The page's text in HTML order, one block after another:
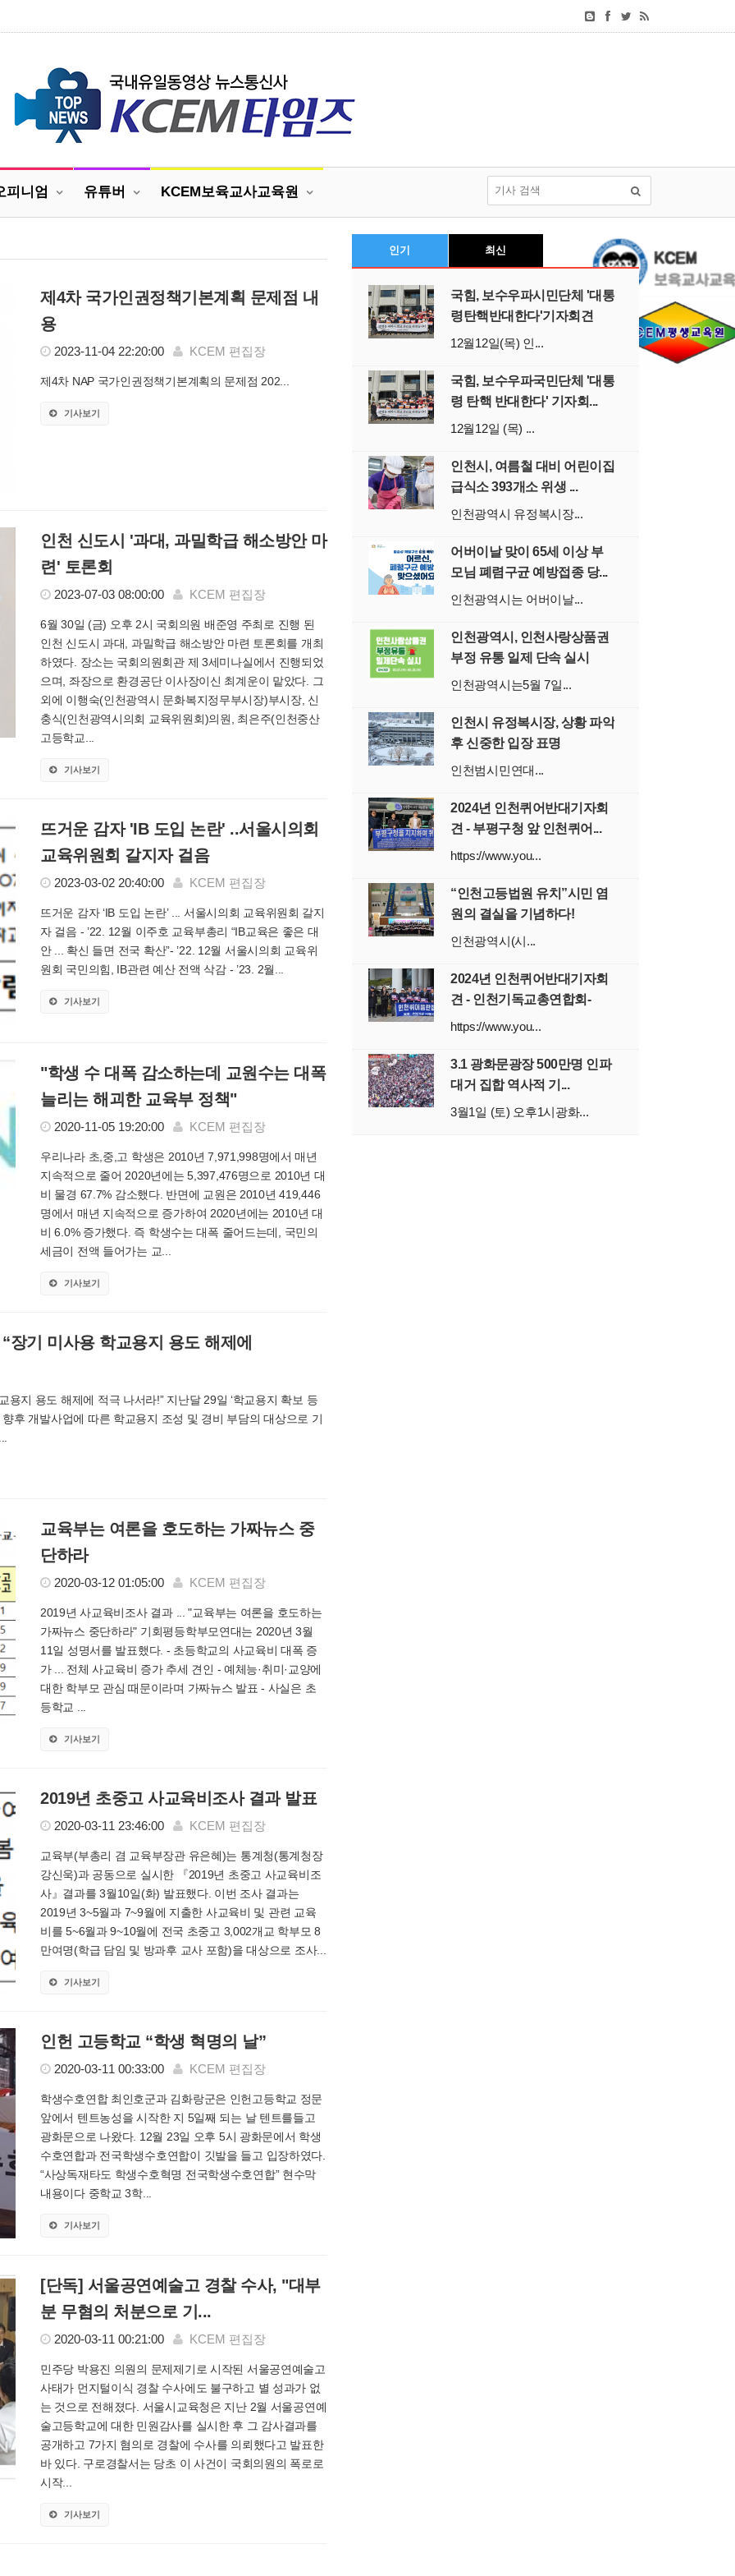
피니엄 유튜버 KCEM보육교사교육원
제4차 국가인권정책기본계획 문제점 내
용
2023-11-04 22:20:00 KCEM 편집장
제4차 NAP 국가인권정책기본계획의 문제점 202...
기사보기
인천 신도시 '과대, 과밀학급 해소방안 마
련' 토론회
2023-07-03 08:00:00 KCEM 편집장
6월 30일 (금) 오후 2시 국회의원 배준영 주최로 진행 된
인천 신도시 과대, 과밀학급 해소방안 마련 토론회를 개최
하였다. 장소는 국회의원회관 제 3세미나실에서 진행되었
으며, 좌장으로 환경공단 이사장이신 최계운이 맡았다. 그
외에 이행숙(인천광역시 문화복지정무부시장)부시장, 신
충식(인천광역시의회 교육위원회)의원, 최은주(인천중산
고등학교...
기사보기
뜨거운 감자 'IB 도입 논란' ..서울시의회
교육위원회 갈지자 걸음
2023-03-02 20:40:00 KCEM 편집장
뜨거운 감자 ‘IB 도입 논란’ ... 서울시의회 교육위원회 갈지
자 걸음 - ’22. 12월 이주호 교육부총리 “IB교육은 좋은 대
안 ... 확신 들면 전국 확산”- ’22. 12월 서울시의회 교육위
원회 국민의힘, IB관련 예산 전액 삭감 - ’23. 2월...
기사보기
"학생 수 대폭 감소하는데 교원수는 대폭
늘리는 해괴한 교육부 정책"
2020-11-05 19:20:00 KCEM 편집장
우리나라 초,중,고 학생은 2010년 7,971,998명에서 매년
지속적으로 줄어 2020년에는 5,397,476명으로 2010년 대
비 물경 67.7% 감소했다. 반면에 교원은 2010년 419,446
명에서 매년 지속적으로 증가하여 2020년에는 2010년 대
비 6.0% 증가했다. 즉 학생수는 대폭 줄어드는데, 국민의
세금이 전액 들어가는 교...
기사보기
기 미사용 학교용지 용도 해제에
지 용도 해제에 적극 나서라!” 지난달 29일 ‘학교용지 확보 등
후 개발사업에 따른 학교용지 조성 및 경비 부담의 대상으로 기
교육부는 여론을 호도하는 가짜뉴스 중
단하라
2020-03-12 01:05:00 KCEM 편집장
2019년 사교육비조사 결과 ... "교육부는 여론을 호도하는
가짜뉴스 중단하라" 기회평등학부모연대는 2020년 3월
11일 성명서를 발표했다. - 초등학교의 사교육비 대폭 증
가 ... 전체 사교육비 증가 추세 견인 - 예체능·취미·교양에
대한 학부모 관심 때문이라며 가짜뉴스 발표 - 사실은 초
등학교 ...
기사보기
2019년 초중고 사교육비조사 결과 발표
2020-03-11 23:46:00 KCEM 편집장
교육부(부총리 겸 교육부장관 유은혜)는 통계청(통계청장
강신욱)과 공동으로 실시한 『2019년 초중고 사교육비조
사』결과를 3월10일(화) 발표했다. 이번 조사 결과는
2019년 3~5월과 7~9월에 지출한 사교육비 및 관련 교육
비를 5~6월과 9~10월에 전국 초중고 3,002개교 학부모 8
만여명(학급 담임 및 방과후 교사 포함)을 대상으로 조사...
기사보기
인헌 고등학교 “학생 혁명의 날”
2020-03-11 00:33:00 KCEM 편집장
학생수호연합 최인호군과 김화랑군은 인헌고등학교 정문
앞에서 텐트농성을 시작한 지 5일째 되는 날 텐트를들고
광화문으로 나왔다. 12월 23일 오후 5시 광화문에서 학생
수호연합과 전국학생수호연합이 깃발을 들고 입장하였다.
“사상독재타도 학생수호혁명 전국학생수호연합” 현수막
내용이다 중학교 3학...
기사보기
[단독] 서울공연예술고 경찰 수사, "대부
분 무혐의 처분으로 기...
2020-03-11 00:21:00 KCEM 편집장
민주당 박용진 의원의 문제제기로 시작된 서울공연예술고
사태가 먼지털이식 경찰 수사에도 불구하고 별 성과가 없
는 것으로 전해졌다. 서울시교육청은 지난 2월 서울공연예
술고등학교에 대한 민원감사를 실시한 후 그 감사결과를
공개하고 7가지 혐의로 경찰에 수사를 의뢰했다고 발표한
바 있다. 구로경찰서는 당초 이 사건이 국회의원의 폭로로
시작...
기사보기
인기 최신
국힘, 보수우파시민단체 '대통
령탄핵반대한다'기자회견
12월12일(목) 인...
국힘, 보수우파국민단체 '대통
령 탄핵 반대한다' 기자회...
12월12일 (목) ...
인천시, 여름철 대비 어린이집
급식소 393개소 위생 ...
인천광역시 유정복시장...
어버이날 맞이 65세 이상 부
모님 폐렴구균 예방접종 당...
인천광역시는 어버이날...
인천광역시, 인천사랑상품권
부정 유통 일제 단속 실시
인천광역시는5월 7일...
인천시 유정복시장, 상황 파악
후 신중한 입장 표명
인천범시민연대...
2024년 인천퀴어반대기자회
견 - 부평구청 앞 인천퀴어...
https://www.you...
“인천고등법원 유치”시민 염
원의 결실을 기념하다!
인천광역시(시...
2024년 인천퀴어반대기자회
견 - 인천기독교총연합회-
https://www.you...
3.1 광화문광장 500만명 인파
대거 집합 역사적 기...
3월1일 (토) 오후1시광화...